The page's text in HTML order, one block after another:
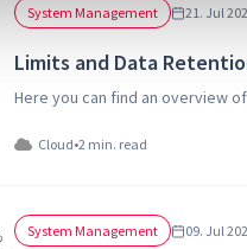
System Management 21. Jul
Limits and Data
Here you can find an overview
Cloud•2 min. read
System Management 09. Jul